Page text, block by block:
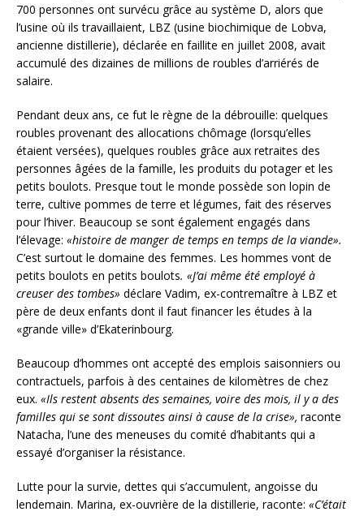
700 personnes ont survécu grâce au système D, alors que
l’usine où ils travaillaient, LBZ (usine biochimique de Lobva,
ancienne distillerie), déclarée en faillite en juillet 2008, avait
accumulé des dizaines de millions de roubles d’arriérés de
salaire.
Pendant deux ans, ce fut le règne de la débrouille: quelques
roubles provenant des allocations chômage (lorsqu’elles
étaient versées), quelques roubles grâce aux retraites des
personnes âgées de la famille, les produits du potager et les
petits boulots. Presque tout le monde possède son lopin de
terre, cultive pommes de terre et légumes, fait des réserves
pour l’hiver. Beaucoup se sont également engagés dans
l’élevage: «histoire de manger de temps en temps de la viande».
C’est surtout le domaine des femmes. Les hommes vont de
petits boulots en petits boulots. «J’ai même été employé à
creuser des tombes» déclare Vadim, ex-contremaître à LBZ et
père de deux enfants dont il faut financer les études à la
«grande ville» d’Ekaterinbourg.
Beaucoup d’hommes ont accepté des emplois saisonniers ou
contractuels, parfois à des centaines de kilomètres de chez
eux. «Ils restent absents des semaines, voire des mois, il y a des
familles qui se sont dissoutes ainsi à cause de la crise», raconte
Natacha, l’une des meneuses du comité d’habitants qui a
essayé d’organiser la résistance.
Lutte pour la survie, dettes qui s’accumulent, angoisse du
lendemain. Marina, ex-ouvrière de la distillerie, raconte: «C’était